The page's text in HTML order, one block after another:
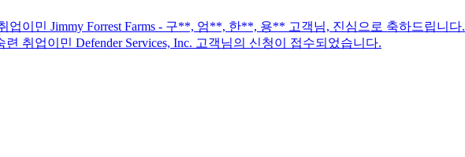
업이민 Jimmy Forrest Farms - 구**, 엄**, 한**, 용** 고객님, 진심으로 축하드립니다.
취업이민 Defender Services, Inc. 고객님의 신청이 접수되었습니다.